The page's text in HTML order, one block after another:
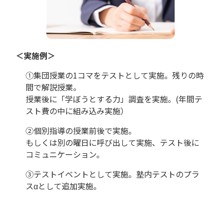
＜実施例＞
①集団授業の1コマをテストとして実施。残りの時
間で解説授業。
授業後に「学ぼうとする力」調査を実施。(年間テ
スト費の中に組み込み実施）
②個別指導の授業前後で実施。
もしくは別の曜日に呼び出して実施、テスト後に
コミュニケーション。
③テストイベントとして実施。塾内テストのプラ
スαとして追加実施。